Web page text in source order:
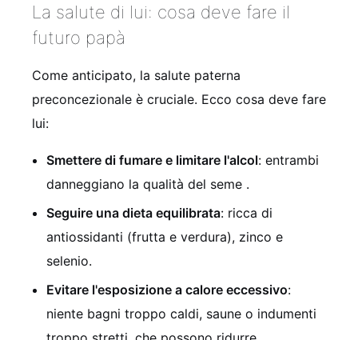
La salute di lui: cosa deve fare il
futuro papà
Come anticipato, la salute paterna
preconcezionale è cruciale. Ecco cosa deve fare
lui:
Smettere di fumare e limitare l'alcol: entrambi
danneggiano la qualità del seme .
Seguire una dieta equilibrata: ricca di
antiossidanti (frutta e verdura), zinco e
selenio.
Evitare l'esposizione a calore eccessivo:
niente bagni troppo caldi, saune o indumenti